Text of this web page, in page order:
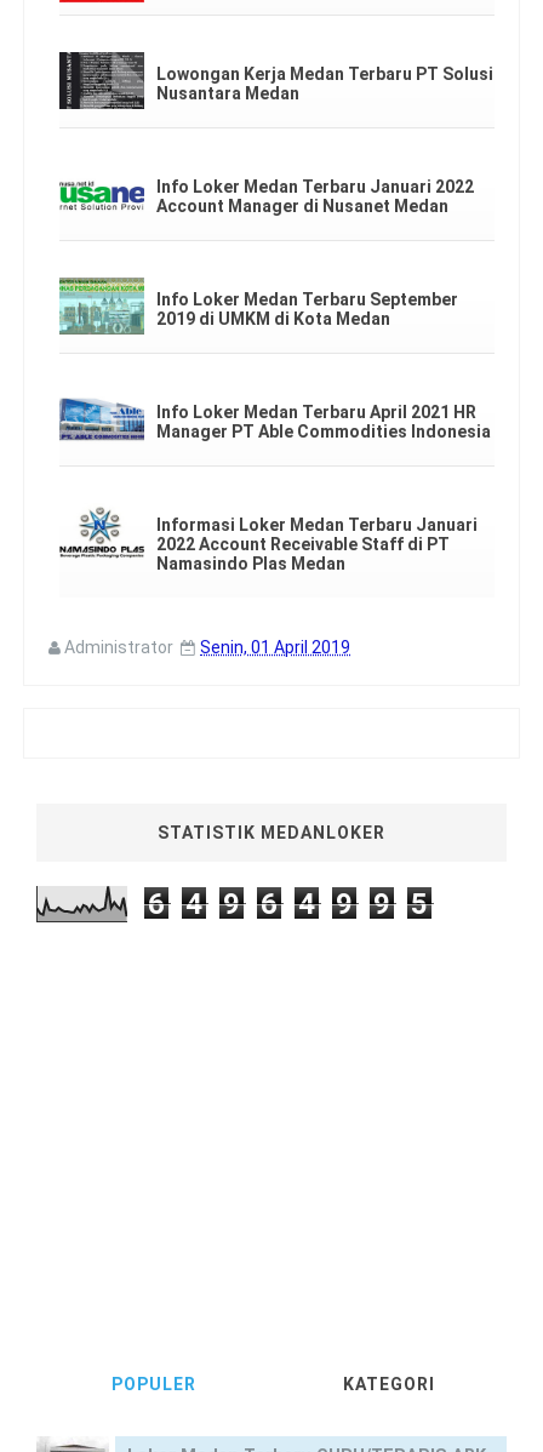
Lowongan Kerja Medan Terbaru PT Solusi
Nusantara Medan
Info Loker Medan Terbaru Januari 2022
Account Manager di Nusanet Medan
Info Loker Medan Terbaru September
2019 di UMKM di Kota Medan
Info Loker Medan Terbaru April 2021 HR
Manager PT Able Commodities Indonesia
Informasi Loker Medan Terbaru Januari
2022 Account Receivable Staff di PT
Namasindo Plas Medan
Administrator Senin, 01 April 2019
STATISTIK MEDANLOKER
6 4 9 6 4 9 9 5
POPULER KATEGORI